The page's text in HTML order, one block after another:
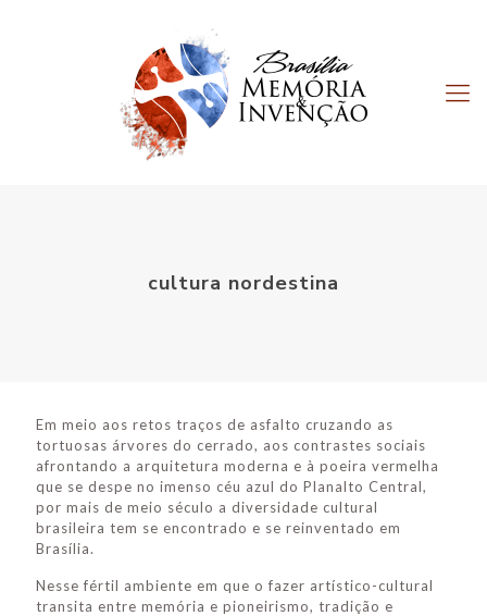
cultura nordestina
Em meio aos retos traços de asfalto cruzando as
tortuosas árvores do cerrado, aos contrastes sociais
afrontando a arquitetura moderna e à poeira vermelha
que se despe no imenso céu azul do Planalto Central,
por mais de meio século a diversidade cultural
brasileira tem se encontrado e se reinventado em
Brasília.
Nesse fértil ambiente em que o fazer artístico-cultural
transita entre memória e pioneirismo, tradição e